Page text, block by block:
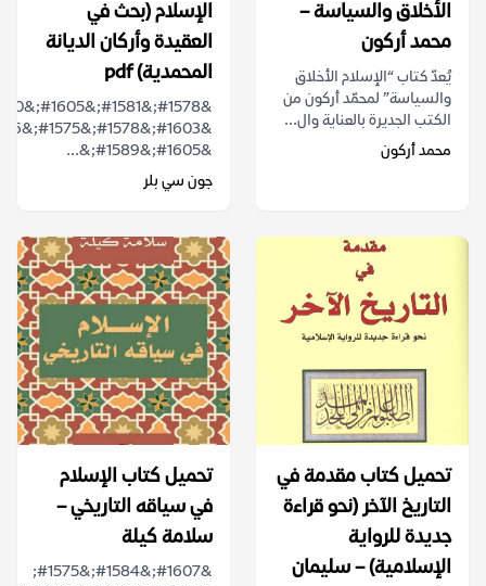
الأخلاق والسياسة –
محمد أركون
يُعدّ كتاب “الإسلام الأخلاق
والسياسة” لمحمّد أركون من
الكتب الجديرة بالعناية وال...
محمد أركون
الإسلام (بحث في
العقيدة وأركان الديانة
المحمدية) pdf
&#1605;&#1589;&...
جون سي بلر
تحميل كتاب مقدمة في
التاريخ الآخر (نحو قراءة
جديدة للرواية
الإسلامية) – سليمان
تحميل كتاب الإسلام
في سياقه التاريخي –
سلامة كيلة
&#1607;&#1584;&#1575;